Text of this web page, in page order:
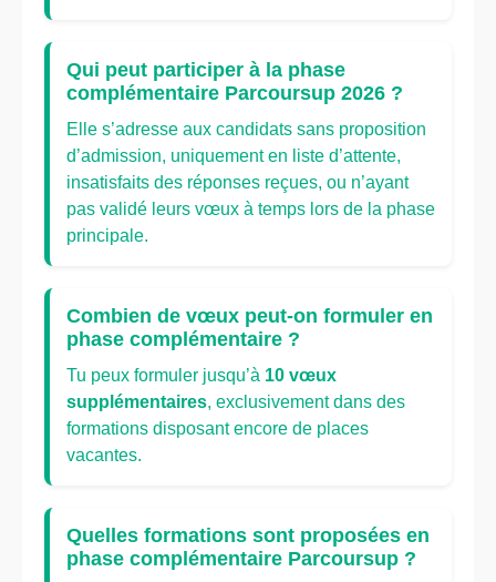
Qui peut participer à la phase
complémentaire Parcoursup 2026 ?
Elle s’adresse aux candidats sans proposition
d’admission, uniquement en liste d’attente,
insatisfaits des réponses reçues, ou n’ayant
pas validé leurs vœux à temps lors de la phase
principale.
Combien de vœux peut-on formuler en
phase complémentaire ?
Tu peux formuler jusqu’à 10 vœux
supplémentaires, exclusivement dans des
formations disposant encore de places
vacantes.
Quelles formations sont proposées en
phase complémentaire Parcoursup ?